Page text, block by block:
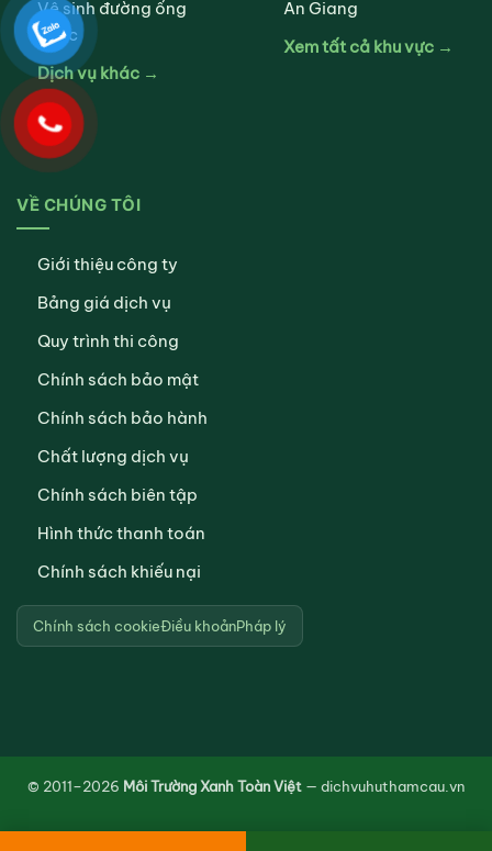
Vệ sinh đường ống
nước
Dịch vụ khác →
An Giang
Xem tất cả khu vực →
VỀ CHÚNG TÔI
Giới thiệu công ty
Bảng giá dịch vụ
Quy trình thi công
Chính sách bảo mật
Chính sách bảo hành
Chất lượng dịch vụ
Chính sách biên tập
Hình thức thanh toán
Chính sách khiếu nại
Chính sách cookieĐiều khoảnPháp lý
© 2011–2026 Môi Trường Xanh Toàn Việt — dichvuhuthamcau.vn